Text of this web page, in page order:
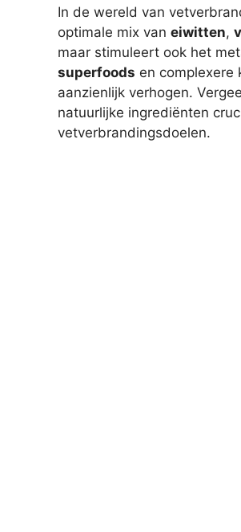
In de wereld van
optimale mix van eiwitten,
maar stimuleert ook het
superfoods en complexere
aanzienlijk verhogen.
natuurlijke ingrediënten
vetverbrandingsdoelen.